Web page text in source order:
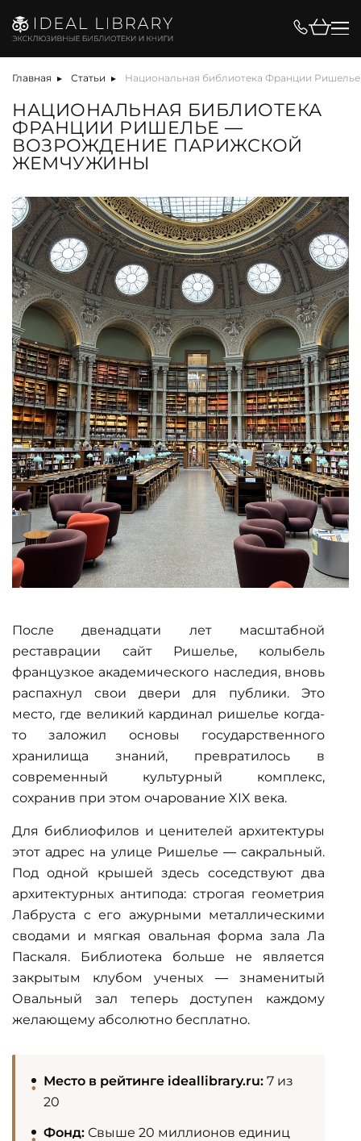
Главная Статьи Национальная библиотека Франции
НАЦИОНАЛЬНАЯ БИБЛИОТЕКА
ФРАНЦИИ РИШЕЛЬЕ —
ВОЗРОЖДЕНИЕ ПАРИЖСКОЙ
ЖЕМЧУЖИНЫ
После двенадцати лет масштабной
реставрации сайт Ришелье, колыбель
французкое академического наследия, вновь
распахнул свои двери для публики. Это
место, где великий кардинал ришелье когда-
то заложил основы государственного
хранилища знаний, превратилось в
современный культурный комплекс,
сохранив при этом очарование XIX века.
Для библиофилов и ценителей архитектуры
этот адрес на улице Ришелье — сакральный.
Под одной крышей здесь соседствуют два
архитектурных антипода: строгая геометрия
Лабруста с его ажурными металлическими
сводами и мягкая овальная форма зала Ла
Паскаля. Библиотека больше не является
закрытым клубом ученых — знаменитый
Овальный зал теперь доступен каждому
желающему абсолютно бесплатно.
Место в рейтинге ideallibrary.ru: 7 из
20
Фонд: Свыше 20 миллионов единиц